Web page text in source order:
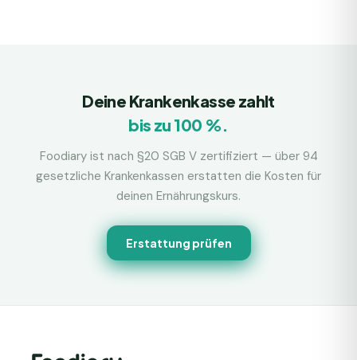
Deine Krankenkasse zahlt
bis zu 100 %.
Foodiary ist nach §20 SGB V zertifiziert — über 94
gesetzliche Krankenkassen erstatten die Kosten für
deinen Ernährungskurs.
Erstattung prüfen